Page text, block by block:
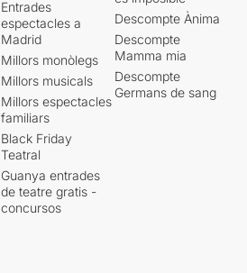
Entrades
espectacles a
Madrid
Millors monòlegs
Millors musicals
Millors espectacles
familiars
Black Friday
Teatral
Guanya entrades
de teatre gratis -
concursos
Descompte Ànima
Descompte
Mamma mia
Descompte
Germans de sang